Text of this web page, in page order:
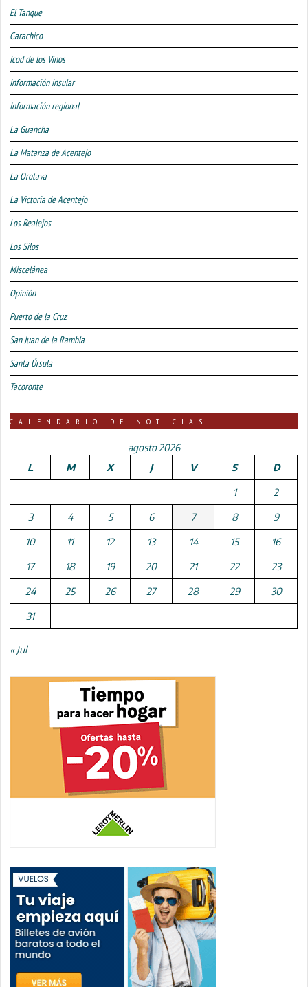
El Tanque
Garachico
Icod de los Vinos
Información insular
Información regional
La Guancha
La Matanza de Acentejo
La Orotava
La Victoria de Acentejo
Los Realejos
Los Silos
Miscelánea
Opinión
Puerto de la Cruz
San Juan de la Rambla
Santa Úrsula
Tacoronte
CALENDARIO DE NOTICIAS
agosto 2026
L
M X J V S D
1 2
3 4 5 6 7 8 9
10 11 12 13 14 15 16
17 18 19 20 21 22 23
24 25 26 27 28 29 30
31
« Jul